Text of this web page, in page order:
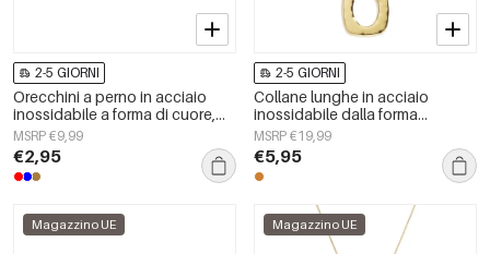
2-5 GIORNI
Orecchini a perno in acciaio
inossidabile a forma di cuore,
semplici, della serie Daily
Simple, gioielli da donna.
MSRP €9,99
€2,95
2-5 GIORNI
Collane lunghe in acciaio
inossidabile dalla forma
geometrica, semplici, della serie
Simple, perfette per tutti i giorni.
Gioielli da donna.
MSRP €19,99
€5,95
Magazzino UE Magazzino UE